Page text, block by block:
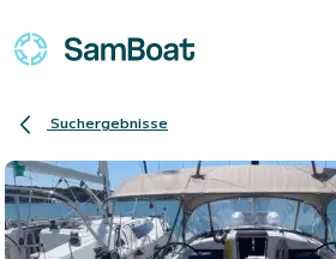
Suchergebnisse